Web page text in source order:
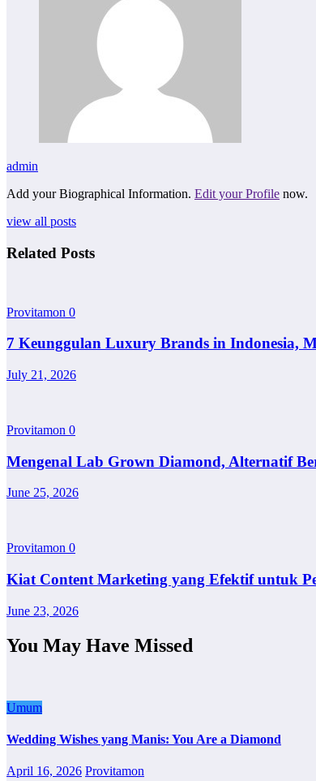
admin
Add your Biographical Information. Edit your Profile now.
view all posts
Related Posts
Provitamon 0
7 Keunggulan Luxury Brands in Indonesia,
July 21, 2026
Provitamon 0
Mengenal Lab Grown Diamond, Alternatif
June 25, 2026
Provitamon 0
Kiat Content Marketing yang Efektif untuk
June 23, 2026
You May Have Missed
Umum
Wedding Wishes yang Manis: You Are a Diamond
April 16, 2026 Provitamon